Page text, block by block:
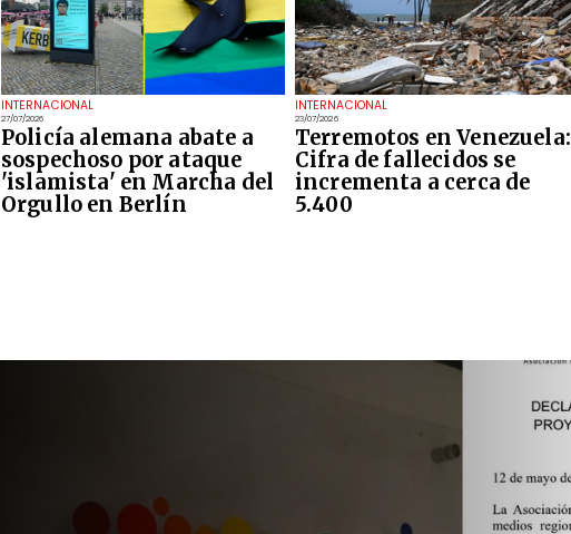
INTERNACIONAL
27/07/2026
Policía alemana abate a
sospechoso por ataque
'islamista' en Marcha del
Orgullo en Berlín
INTERNACIONAL
23/07/2026
Terremotos en Venezuela:
Cifra de fallecidos se
incrementa a cerca de
5.400